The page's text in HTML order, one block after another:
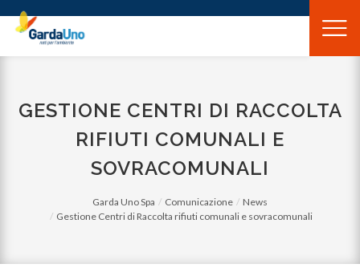
Gardauno
Spa
GESTIONE CENTRI DI RACCOLTA
RIFIUTI COMUNALI E
SOVRACOMUNALI
Garda Uno Spa Comunicazione
News
Gestione Centri di Raccolta rifiuti comunali e sovracomunali